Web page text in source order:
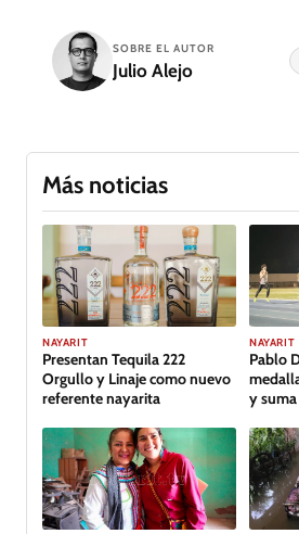
SOBRE EL AUTOR
Julio Alejo
Más noticias
GALERÍA
NAYARIT
Presentan Tequila 222
Orgullo y Linaje como nuevo
referente nayarita
NAYARIT
Pablo
y